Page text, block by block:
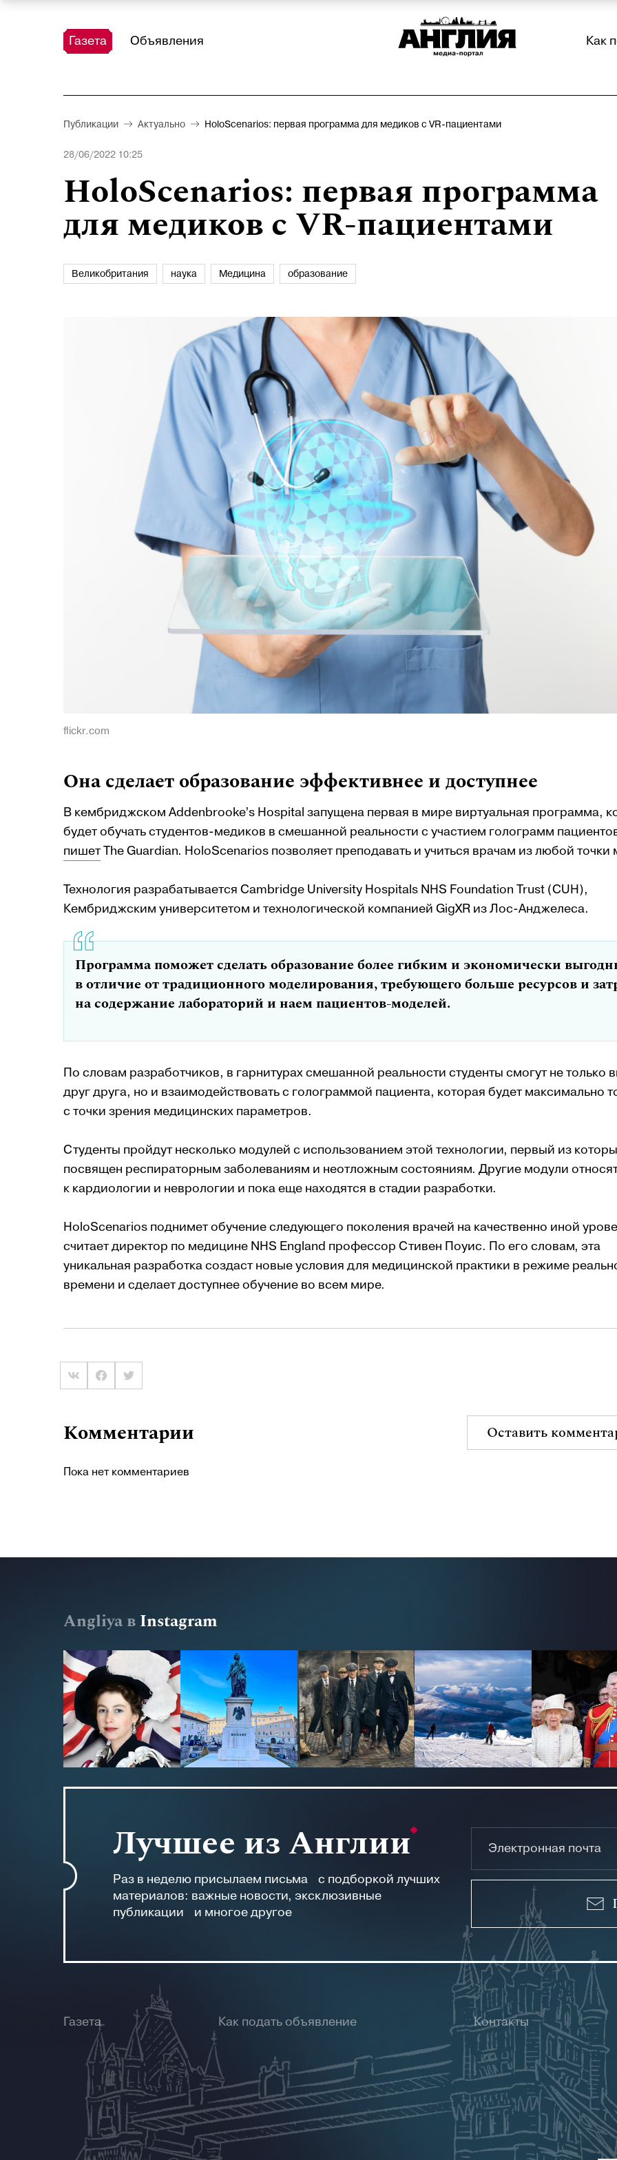
Газета Объявления Как
Публикации Актуально HoloScenarios: первая программа для медиков с VR-пациентами
28/06/2022 10:25
HoloScenarios: первая программа
для медиков с VR-пациентами
Великобритания наука Медицина образование
flickr.com
Она сделает образование эффективнее и доступнее
В кембриджском Addenbrooke’s Hospital запущена первая в мире виртуальная программа,
будет обучать студентов-медиков в смешанной реальности с участием голограмм
пишетThe Guardian. HoloScenarios позволяет преподавать и учиться врачам из любой точки
Технология разрабатывается Cambridge University Hospitals NHS Foundation Trust (CUH),
Кембриджским университетом и технологической компанией GigXR из Лос-Анджелеса.
Программа поможет сделать образование более гибким и экономически
в отличие от традиционного моделирования, требующего больше ресурсов и
на содержание лабораторий и наем пациентов-моделей.
По словам разработчиков, в гарнитурах смешанной реальности студенты смогут не только
друг друга, но и взаимодействовать с голограммой пациента, которая будет максимально
с точки зрения медицинских параметров.
Студенты пройдут несколько модулей с использованием этой технологии, первый из
посвящен респираторным заболеваниям и неотложным состояниям. Другие модули
к кардиологии и неврологии и пока еще находятся в стадии разработки.
HoloScenarios поднимет обучение следующего поколения врачей на качественно иной
считает директор по медицине NHS England профессор Стивен Поуис. По его словам, эта
уникальная разработка создаст новые условия для медицинской практики в режиме
времени и сделает доступнее обучение во всем мире.
Комментарии Оставить
Пока нет комментариев
Angliya вInstagram
Лучшее из Англии
Раз в неделю присылаем письма с подборкой лучших
материалов: важные новости, эксклюзивные
публикации и многое другое
Газета Как подать объявление Контакты